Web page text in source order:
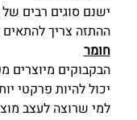
ישנם סוגים רבים
ההתזה צריך
חומר
הבקבוקים מיוצרים
יכול להיות פרקטי
למי שרוצה לעצב